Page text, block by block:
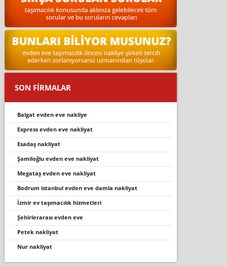
SON FİRMALAR
balgat evden eve nakliye
express evden eve nakliyat
esadaş nakliyat
şamiloğlu evden eve nakliyat
megataş evden eve nakliyat
bodrum i̇stanbul evden eve damla nakliyat
i̇zmir ev taşımacılık hizmetleri
şehirlerarası evden eve
petek nakli̇yat
nur nakli̇yat